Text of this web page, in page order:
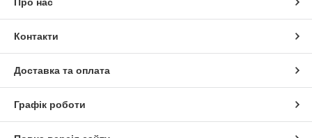
Про нас
Контакти
Доставка та оплата
Графік роботи